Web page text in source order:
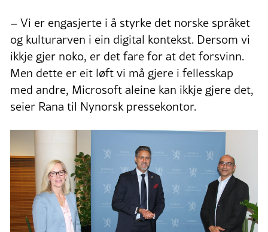
– Vi er engasjerte i å styrke det norske språket
og kulturarven i ein digital kontekst. Dersom vi
ikkje gjer noko, er det fare for at det forsvinn.
Men dette er eit løft vi må gjere i fellesskap
med andre, Microsoft aleine kan ikkje gjere det,
seier Rana til Nynorsk pressekontor.